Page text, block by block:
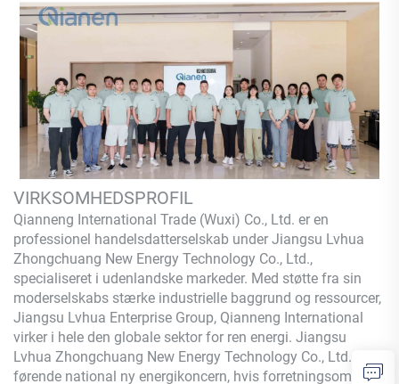
VIRKSOMHEDSPROFIL
Qianneng International Trade (Wuxi) Co., Ltd. er en
professionel handelsdatterselskab under Jiangsu Lvhua
Zhongchuang New Energy Technology Co., Ltd.,
specialiseret i udenlandske markeder. Med støtte fra sin
moderselskabs stærke industrielle baggrund og ressourcer,
Jiangsu Lvhua Enterprise Group, Qianneng International
virker i hele den globale sektor for ren energi. Jiangsu
Lvhua Zhongchuang New Energy Technology Co., Ltd. er en
førende national ny energikoncern, hvis forretningsområder